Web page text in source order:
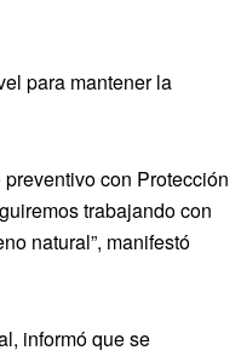
para mantener la
con Protección
trabajando con
natural”, manifestó
informó que se